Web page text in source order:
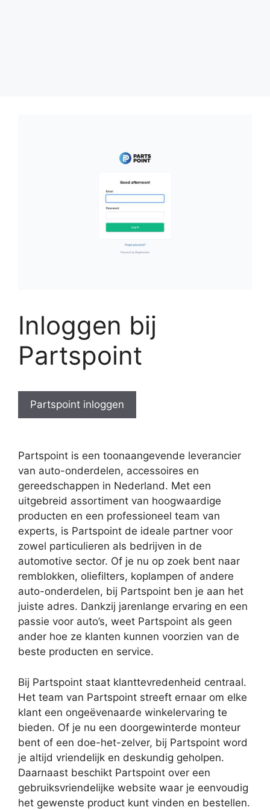
Inloggen bij
Partspoint
Partspoint inloggen
Partspoint is een toonaangevende leverancier
van auto-onderdelen, accessoires en
gereedschappen in Nederland. Met een
uitgebreid assortiment van hoogwaardige
producten en een professioneel team van
experts, is Partspoint de ideale partner voor
zowel particulieren als bedrijven in de
automotive sector. Of je nu op zoek bent naar
remblokken, oliefilters, koplampen of andere
auto-onderdelen, bij Partspoint ben je aan het
juiste adres. Dankzij jarenlange ervaring en een
passie voor auto’s, weet Partspoint als geen
ander hoe ze klanten kunnen voorzien van de
beste producten en service.
Bij Partspoint staat klanttevredenheid centraal.
Het team van Partspoint streeft ernaar om elke
klant een ongeëvenaarde winkelervaring te
bieden. Of je nu een doorgewinterde monteur
bent of een doe-het-zelver, bij Partspoint word
je altijd vriendelijk en deskundig geholpen.
Daarnaast beschikt Partspoint over een
gebruiksvriendelijke website waar je eenvoudig
het gewenste product kunt vinden en bestellen.